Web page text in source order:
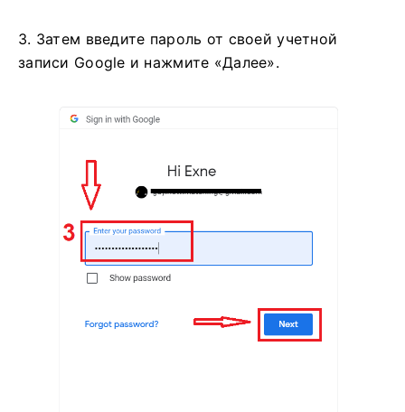
3. Затем введите пароль от своей учетной
записи Google и нажмите «Далее».